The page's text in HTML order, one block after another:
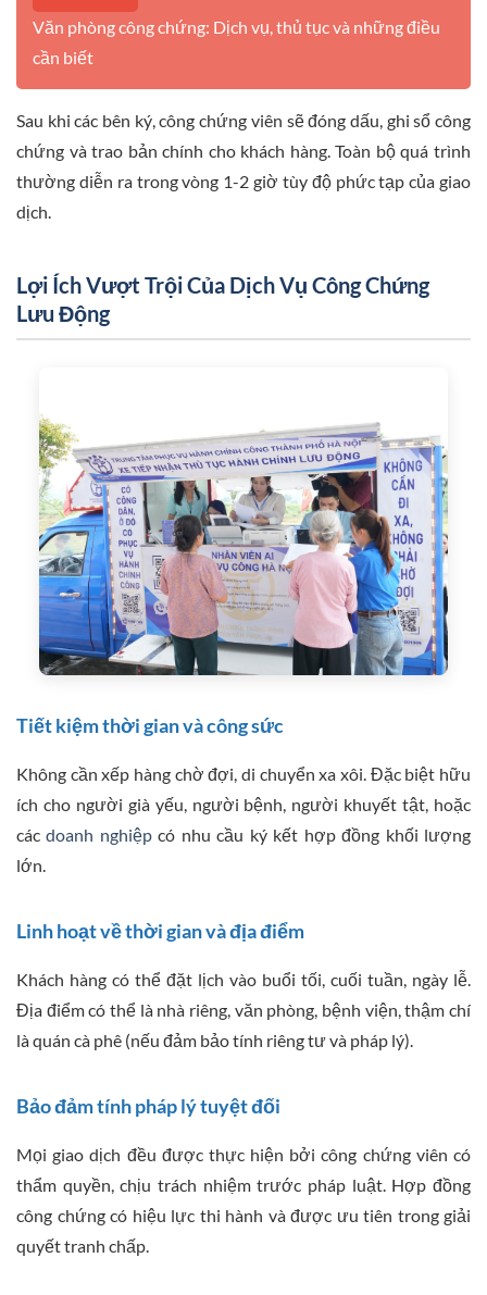
Văn phòng công chứng: Dịch vụ, thủ tục và những điều
cần biết
Sau khi các bên ký, công chứng viên sẽ đóng dấu, ghi sổ công
chứng và trao bản chính cho khách hàng. Toàn bộ quá trình
thường diễn ra trong vòng 1-2 giờ tùy độ phức tạp của giao
dịch.
Lợi Ích Vượt Trội Của Dịch Vụ Công Chứng
Lưu Động
Tiết kiệm thời gian và công sức
Không cần xếp hàng chờ đợi, di chuyển xa xôi. Đặc biệt hữu
ích cho người già yếu, người bệnh, người khuyết tật, hoặc
cácdoanh nghiệpcó nhu cầu ký kết hợp đồng khối lượng
lớn.
Linh hoạt về thời gian và địa điểm
Khách hàng có thể đặt lịch vào buổi tối, cuối tuần, ngày lễ.
Địa điểm có thể là nhà riêng, văn phòng, bệnh viện, thậm chí
là quán cà phê (nếu đảm bảo tính riêng tư và pháp lý).
Bảo đảm tính pháp lý tuyệt đối
Mọi giao dịch đều được thực hiện bởi công chứng viên có
thẩm quyền, chịu trách nhiệm trước pháp luật. Hợp đồng
công chứng có hiệu lực thi hành và được ưu tiên trong giải
quyết tranh chấp.